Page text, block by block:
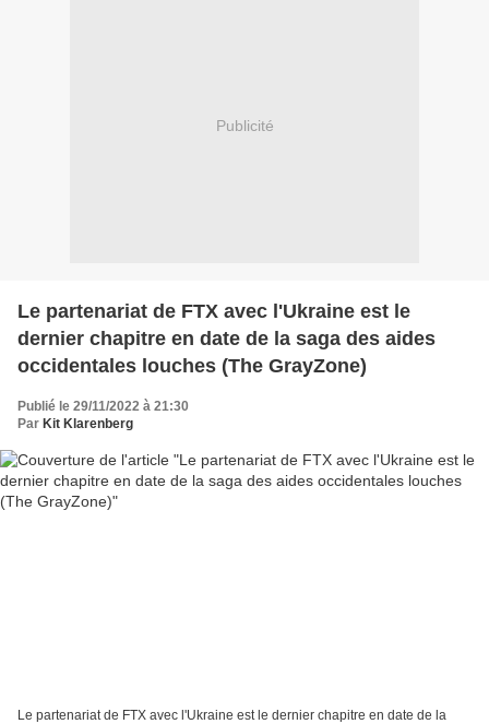
Publicité
Le partenariat de FTX avec l'Ukraine est le
dernier chapitre en date de la saga des aides
occidentales louches (The GrayZone)
Publié le 29/11/2022 à 21:30
Par Kit Klarenberg
Le partenariat de FTX avec l'Ukraine est le dernier chapitre en date de la